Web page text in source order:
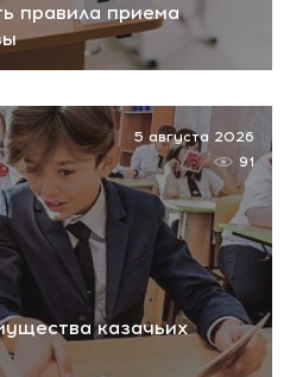
правила приема
казачьих
5 августа 2026
91